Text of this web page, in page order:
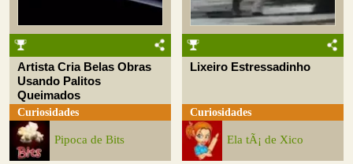
Artista Cria Belas Obras
Usando Palitos
Queimados
Curiosidades
Pipoca de Bits
Lixeiro Estressadinho
Curiosidades
Ela tÃ¡ de Xico